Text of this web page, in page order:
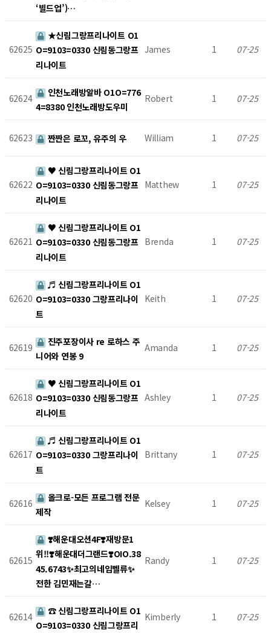
‘빌드업’)…
62625
★신림그랑프리나이트 O1
O=9103=0330 신림동그랑프
리나이트
James 1 07-25
62624
인천노래방알바 O1O=776
4=8380 인천노래방도우미
Robert 1 07-25
62623 짠짠은 로꼬, 유주의 우 William 1 07-25
62622
♥ 신림그랑프리나이트 O1
O=9103=0330 신림동그랑프
리나이트
Matthew 1 07-25
62621
♥ 신림그랑프리나이트 O1
O=9103=0330 신림동그랑프
리나이트
Brenda 1 07-25
62620
♬ 신림그랑프리나이트 O1
O=9103=0330 그랑프리나이
트
Keith 1 07-25
62619
진주포장이사 re 로하스 주
니어와 연봉 9
Amanda 1 07-25
62618
♥ 신림그랑프리나이트 O1
O=9103=0330 신림동그랑프
리나이트
Ashley 1 07-25
62617
♬ 신림그랑프리나이트 O1
O=9103=0330 그랑프리나이
트
Brittany 1 07-25
62616
올크로-모든 프로그램 전문
제작
Kelsey 1 07-25
62615
❣️해운대오션4F❣️재방문1
위!!❣️해운대더그랜드❣️OIO.38
45.6743✨최고의네임벨류✨
전한 김민재는갈…
Randy 1 07-25
62614
☎ 신림그랑프리나이트 O1
O=9103=0330 신림그랑프리
Kimberly 1 07-25